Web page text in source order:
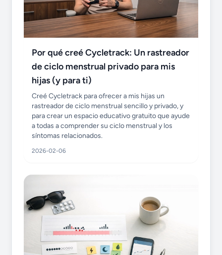
Por qué creé Cycletrack: Un rastreador
de ciclo menstrual privado para mis
hijas (y para ti)
Creé Cycletrack para ofrecer a mis hijas un
rastreador de ciclo menstrual sencillo y privado, y
para crear un espacio educativo gratuito que ayude
a todas a comprender su ciclo menstrual y los
síntomas relacionados.
2026-02-06